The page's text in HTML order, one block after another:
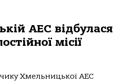
АЕС відбулася
місії
Хмельницької АЕС